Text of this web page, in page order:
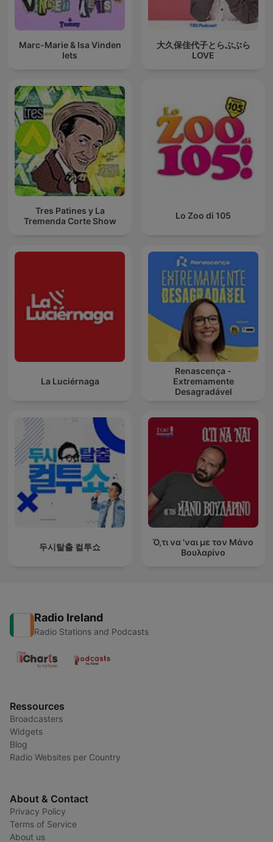
Marc-Marie & Isa Vinden
Iets
大久保佳代子とらぶぶら
LOVE
Tres Patines y La
Tremenda Corte Show
Lo Zoo di 105
La Luciérnaga
Renascença -
Extremamente
Desagradável
두시탈출 컬투쇼
Ό,τι να 'ναι με τον Μάνο
Βουλαρίνο
Radio Ireland
Radio Stations and Podcasts
Ressources
Broadcasters
Widgets
Blog
Radio Websites per Country
About & Contact
Privacy Policy
Terms of Service
About us